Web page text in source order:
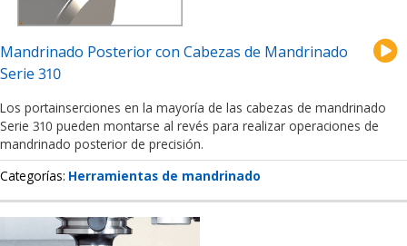
Mandrinado Posterior con Cabezas de Mandrinado
Serie 310
Los portainserciones en la mayoría de las cabezas de mandrinado
Serie 310 pueden montarse al revés para realizar operaciones de
mandrinado posterior de precisión.
Categorías Herramientas de mandrinado